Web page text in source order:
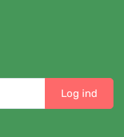
Log ind